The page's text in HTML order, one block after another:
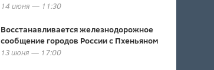
14 июня — 11:30
Восстанавливается железнодорожное
сообщение городов России с Пхеньяном
13 июня — 17:00